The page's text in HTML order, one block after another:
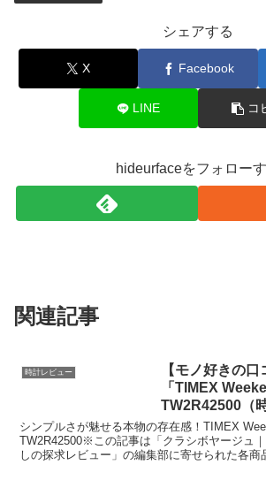
シェアする
X Facebook
LINE コ
hideurfaceをフォロー
関連記事
時計レビュー
【モノ好きの口
「TIMEX
TW2R42500（
使ってみた正直
シンプルさが魅せる本物の存在感！TIMEX
TW2R42500※この記事は「クラシボヤージュ
しの探求レビュー」の編集部に寄せられた各商